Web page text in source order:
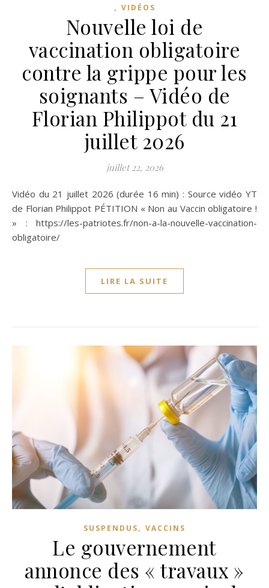
, VIDÉOS
Nouvelle loi de
vaccination obligatoire
contre la grippe pour les
soignants – Vidéo de
Florian Philippot du 21
juillet 2026
juillet 22, 2026
Vidéo du 21 juillet 2026 (durée 16 min) : Source vidéo YT
de Florian Philippot PÉTITION « Non au Vaccin obligatoire !
» : https://les-patriotes.fr/non-a-la-nouvelle-vaccination-
obligatoire/
LIRE LA SUITE
SUSPENDUS, VACCINS
Le gouvernement
annonce des « travaux »